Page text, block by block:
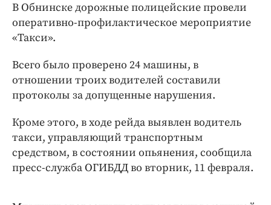
ПРОЕКТЫ
Издания
Медиаперсона
Интересное чтиво
Клиника года
Бренд года
Работодатель года
В Обнинске дорожные полицейские провели
оперативно-профилактическое мероприятие
«Такси».
Всего было проверено 24 машины, в
отношении троих водителей составили
протоколы за допущенные нарушения.
Кроме этого, в ходе рейда выявлен водитель
такси, управляющий транспортным
средством, в состоянии опьянения, сообщила
пресс-служба ОГИБДД во вторник, 11 февраля.